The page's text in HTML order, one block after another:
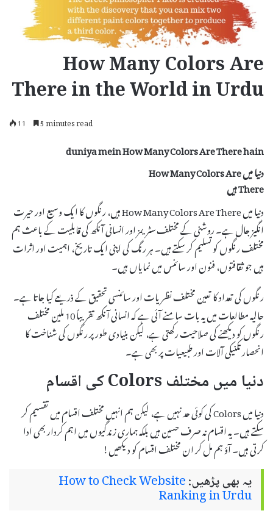
How Many Colors Are
There in the World in Urdu
11 5 minutes read
duniya mein How Many Colors Are There hain
دنیا میں How Many Colors Are
There ہیں
دنیا میں How Many Colors Are There ہیں، رنگوں کا ایک وسیع اور حیرت
انگیز جال ہے۔ روشنی کے مختلف سٹریمز اور انسانی آنکھ کی قابلیت کے باعث ہم
مختلف رنگوں کو تسلیم کر سکتے ہیں۔ ہر رنگ کی اپنی ایک تاریخ، اہمیت اور اثرات
ہیں جو ثقافتوں، فنون اور سائنس میں نمایاں ہیں۔
رنگوں کی تعداد کا تعین مختلف نظریات اور سائنسی تحقیق کے ذریعے کیا جاتا ہے۔
حالیہ مطالعات میں یہ بات سامنے آئی ہے کہ انسانی آنکھ تقریباً 10 ملین مختلف
رنگوں کو دیکھنے کی صلاحیت رکھتی ہے، لیکن بنیادی طور پر رنگوں کی شناخت کا
انحصار تکنیکی آلات اور طبیعیات پر بھی ہے۔
دنیا میں مختلف Colors کی اقسام
دنیا میں Colors کی کوئی حد نہیں ہے، لیکن ہم انہیں مختلف اقسام میں تقسیم کر
سکتے ہیں۔ یہ اقسام نہ صرف حسین ہیں بلکہ ہماری زندگیوں میں اہم کردار بھی ادا
کرتی ہیں۔ آؤ ہم مل کر ان مختلف اقسام کو دیکھیں!
یہ بھی پڑھیں:How to Check Website
Ranking in Urdu